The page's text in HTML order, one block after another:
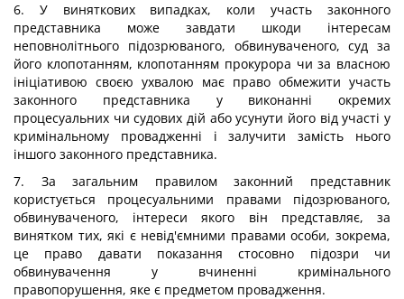
6. У виняткових випадках, коли участь законного
представника може завдати шкоди інтересам
неповнолітнього підозрюваного, обвинуваченого, суд за
його клопотанням, клопотанням прокурора чи за власною
ініціативою своєю ухвалою має право обмежити участь
законного представника у виконанні окремих
процесуальних чи судових дій або усунути його від участі у
кримінальному провадженні і залучити замість нього
іншого законного представника.
7. За загальним правилом законний представник
користується процесуальними правами підозрюваного,
обвинуваченого, інтереси якого він представляє, за
винятком тих, які є невід'ємними правами особи, зокрема,
це право давати показання стосовно підозри чи
обвинувачення у вчиненні кримінального
правопорушення, яке є предметом провадження.